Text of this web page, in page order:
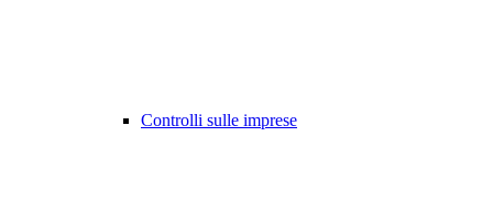
Controlli sulle imprese